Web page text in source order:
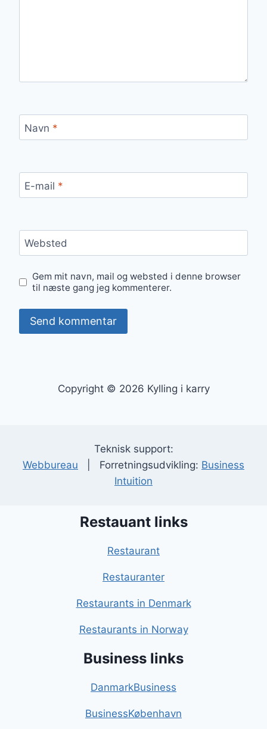
Navn *
E-mail *
Websted
Gem mit navn, mail og websted i denne browser
til næste gang jeg kommenterer.
Copyright © 2026 Kylling i karry
Teknisk support:
Webbureau | Forretningsudvikling: Business
Intuition
Restauant links
Restaurant
Restauranter
Restaurants in Denmark
Restaurants in Norway
Business links
DanmarkBusiness
BusinessKøbenhavn